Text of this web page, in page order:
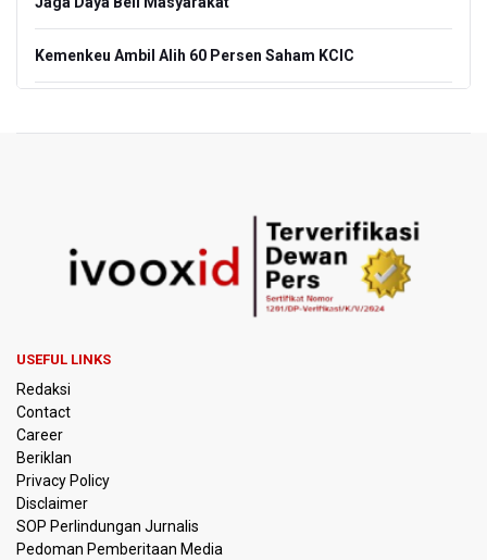
Kemenkeu Ambil Alih 60 Persen Saham KCIC
Amnesty International Desak Hentikan Sementara dan
Evaluasi Program MBG Usai Rentetan Dugaan Keracunan
Harga Telur dan Daging Ayam Masih Tertekan,
Suntikan Dana Rp20,5 Triliun dari Pusat
DPR Pastikan Tak Ada Surpres Pergantian Kapolri
Pemerintah Tambah Penempatan Dana SAL di Himbara
USEFUL LINKS
Redaksi
Contact
Career
Beriklan
Privacy Policy
Disclaimer
SOP Perlindungan Jurnalis
Pedoman Pemberitaan Media